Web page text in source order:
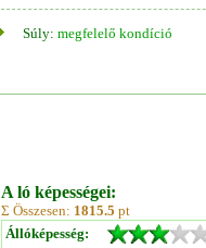
Súly: megfelelő kondíció
A ló képességei:
Σ Összesen: 1815.5 pt
Állóképesség: